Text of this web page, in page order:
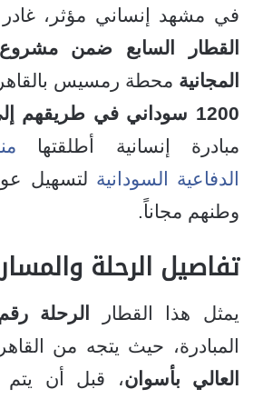
في مشهد إنساني مؤثر، غادر
القطار السابع ضمن مشروع
المجانية محطة رمسيس
1200 سوداني في طريقهم إلى البلاد
مبادرة إنسانية أطلقتها
الدفاعية السودانية لتسهيل
وطنهم مجاناً.
تفاصيل الرحلة والمسار
يمثل هذا القطار الرحلة رقم
المبادرة، حيث يتجه من
العالي بأسوان، قبل أن يتم